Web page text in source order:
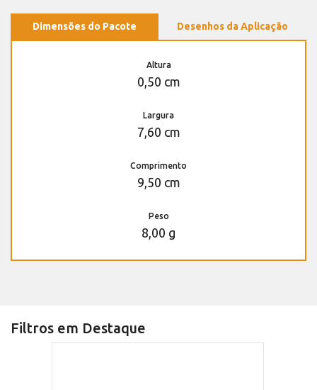
Dimensões do Pacote Desenhos da Aplicação
Altura
0,50 cm
Largura
7,60 cm
Comprimento
9,50 cm
Peso
8,00 g
Filtros em Destaque